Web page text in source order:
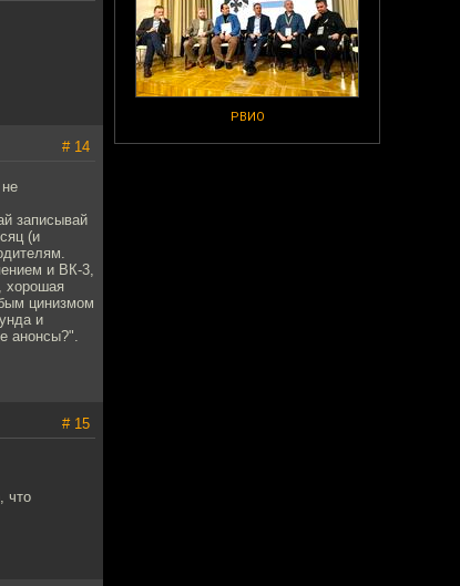
РВИО
# 14
записывай
(и
и ВК-3,
хорошая
цинизмом
и
анонсы?".
# 15
что